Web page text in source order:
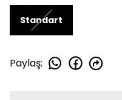
Standart
Paylaş: